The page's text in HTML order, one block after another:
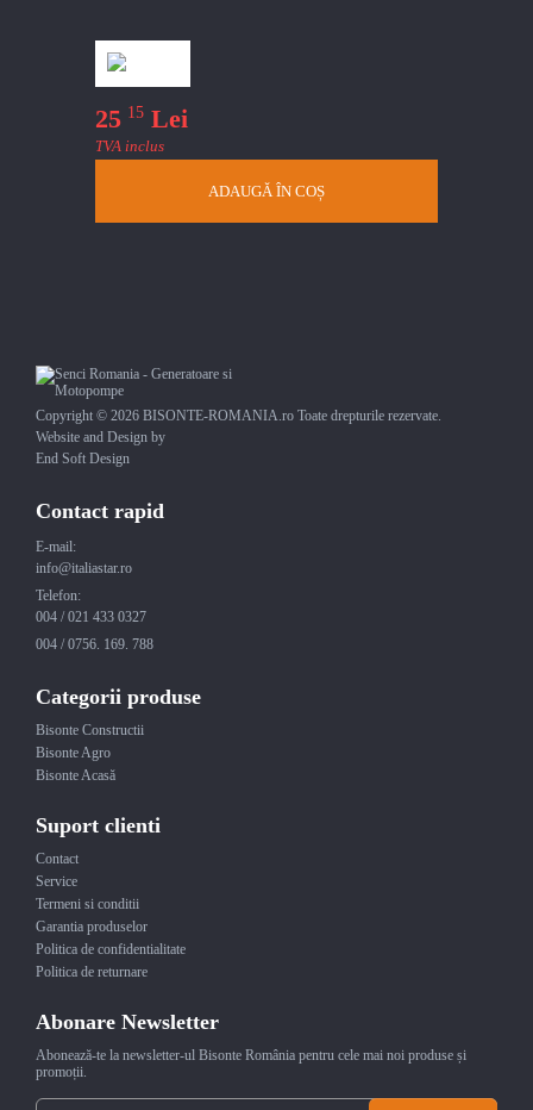
25 15 Lei
TVA inclus
ADAUGĂ ÎN COȘ
Copyright © 2026 BISONTE-ROMANIA.ro Toate drepturile rezervate.
Website and Design by
End Soft Design
Contact rapid
E-mail:
info@italiastar.ro
Telefon:
004 / 021 433 0327
004 / 0756. 169. 788
Categorii produse
Bisonte Constructii
Bisonte Agro
Bisonte Acasă
Suport clienti
Contact
Service
Termeni si conditii
Garantia produselor
Politica de confidentialitate
Politica de returnare
Abonare Newsletter
Abonează-te la newsletter-ul Bisonte România pentru cele mai noi produse și
promoții.